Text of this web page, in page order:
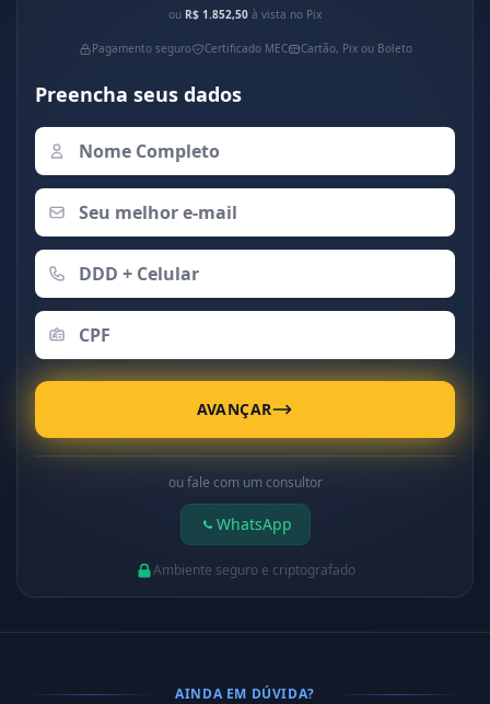
ou R$ 1.852,50 à vista no Pix
Pagamento seguro Certificado MEC Cartão, Pix ou Boleto
Preencha seus dados
AVANÇAR
ou fale com um consultor
WhatsApp
Ambiente seguro e criptografado
AINDA EM DÚVIDA?